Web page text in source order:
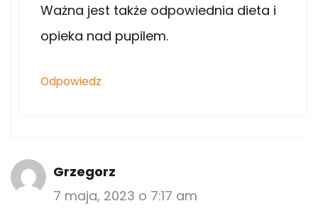
Ważna jest także odpowiednia dieta i
opieka nad pupilem.
Odpowiedz
Grzegorz
7 maja, 2023 o 7:17 am